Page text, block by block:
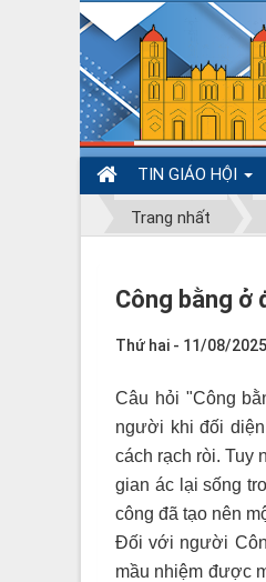
TIN GIÁO HỘI
Trang nhất
Công bằng ở
Thứ hai - 11/08/
Câu hỏi "Công
người khi đối
cách rạch ròi. Tuy
gian ác lại sống
công đã tạo nên
Đối với người
mầu nhiệm được